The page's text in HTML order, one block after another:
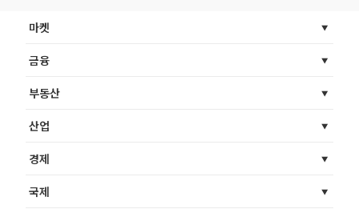
마켓
금융
부동산
산업
경제
국제